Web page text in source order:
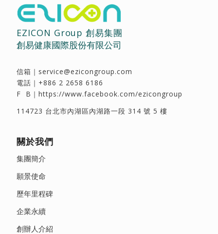
EZICON Group 創易集團
創易健康國際股份有限公司
信箱｜ service@ezicongroup.com
電話｜ +886 2 2658 6186
F B｜ https://www.facebook.com/ezicongroup
114723 台北市內湖區內湖路一段 314 號 5 樓
關於我們
集團簡介
願景使命
歷年里程碑
企業永續
創辦人介紹